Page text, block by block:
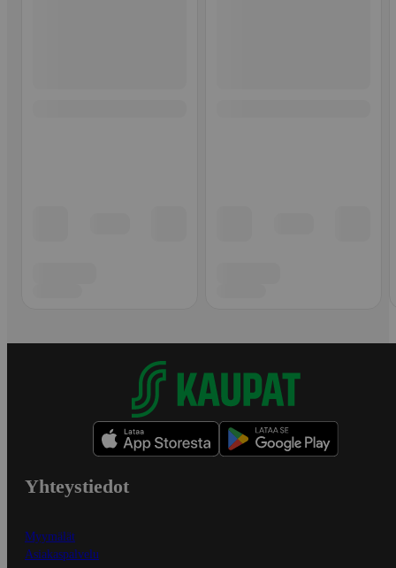
Yhteystiedot
Myymälät
Asiakaspalvelu